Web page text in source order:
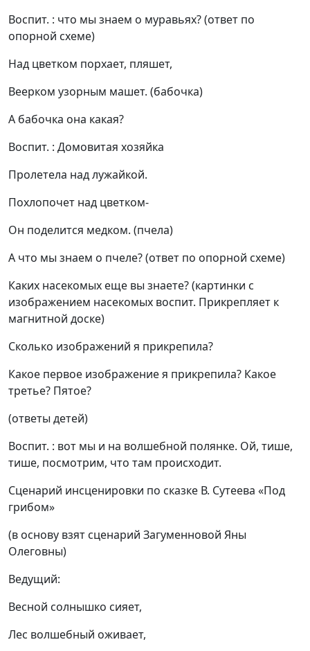
Воспит. : что мы знаем о муравьях? (ответ по
опорной схеме)
Над цветком порхает, пляшет,
Веерком узорным машет. (бабочка)
А бабочка она какая?
Воспит. : Домовитая хозяйка
Пролетела над лужайкой.
Похлопочет над цветком-
Он поделится медком. (пчела)
А что мы знаем о пчеле? (ответ по опорной схеме)
Каких насекомых еще вы знаете? (картинки с
изображением насекомых воспит. Прикрепляет к
магнитной доске)
Сколько изображений я прикрепила?
Какое первое изображение я прикрепила? Какое
третье? Пятое?
(ответы детей)
Воспит. : вот мы и на волшебной полянке. Ой, тише,
тише, посмотрим, что там происходит.
Сценарий инсценировки по сказке В. Сутеева «Под
грибом»
(в основу взят сценарий Загуменновой Яны
Олеговны)
Ведущий:
Весной солнышко сияет,
Лес волшебный оживает,